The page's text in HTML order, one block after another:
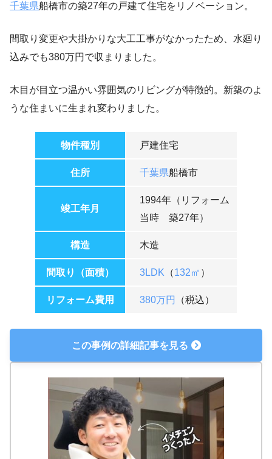
千葉県船橋市の築27年の戸建て住宅をリノベーション。
間取り変更や大掛かりな大工工事がなかったため、水廻り
込みでも380万円で収まりました。
木目が目立つ温かい雰囲気のリビングが特徴的。新築のよ
うな住まいに生まれ変わりました。
物件種別 戸建住宅
住所 千葉県船橋市
竣工年月
1994年（リフォーム
当時 築27年）
構造 木造
間取り（面積） 3LDK （132㎡ ）
リフォーム費用 380万円 （税込）
この事例の詳細記事を見る